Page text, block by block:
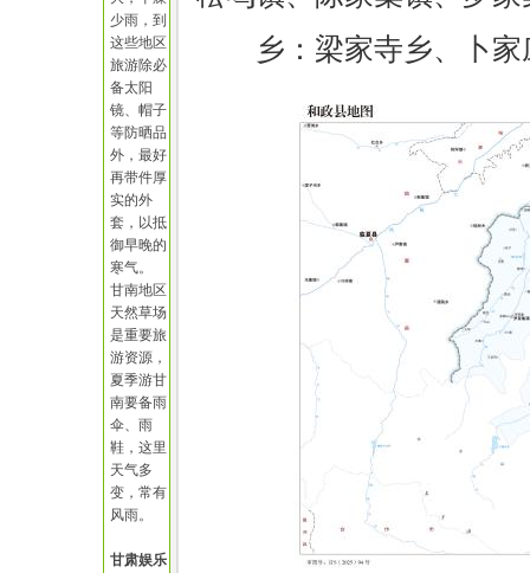
少雨，到
这些地区
旅游除必
备太阳
镜、帽子
等防晒品
外，最好
再带件厚
实的外
套，以抵
御早晚的
寒气。
甘南地区
天然草场
是重要旅
游资源，
夏季游甘
南要备雨
伞、雨
鞋，这里
天气多
变，常有
风雨。
甘肃娱乐
乡：梁家寺乡、卜